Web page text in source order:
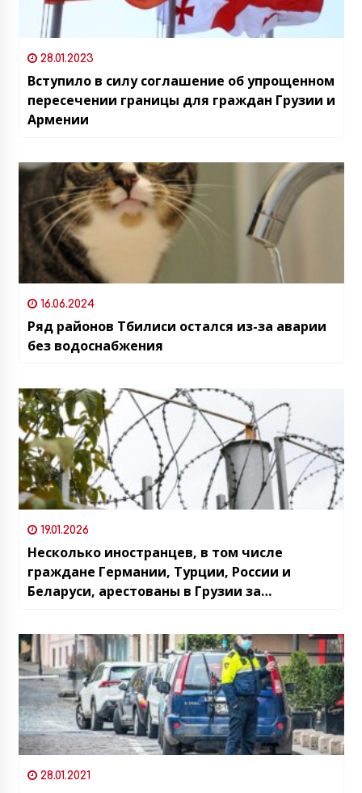
28.01.2023
Вступило в силу соглашение об упрощенном
пересечении границы для граждан Грузии и
Армении
16.06.2024
Ряд районов Тбилиси остался из-за аварии
без водоснабжения
19.01.2026
Несколько иностранцев, в том числе
граждане Германии, Турции, России и
Беларуси, арестованы в Грузии за
28.01.2021